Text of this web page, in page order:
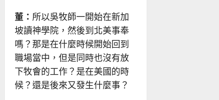
董： 所以吳牧師一開始在新加
坡讀神學院，然後到北美事奉
嗎？那是在什麼時候開始回到
職場當中，但是同時也沒有放
下牧會的工作？是在美國的時
候？還是後來又發生什麼事？